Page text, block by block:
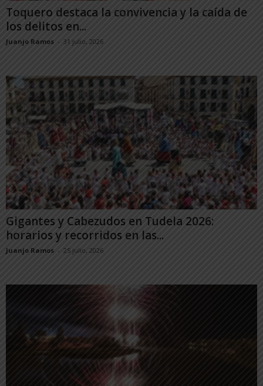
Toquero destaca la convivencia y la caída de
los delitos en...
Juanjo Ramos - 31 julio, 2026
Gigantes y Cabezudos en Tudela 2026:
horarios y recorridos en las...
Juanjo Ramos - 25 julio, 2026